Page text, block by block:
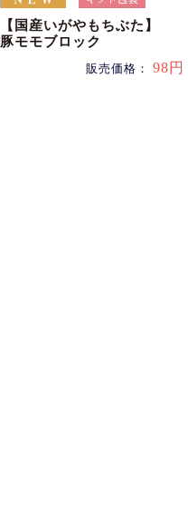
【国産いがやもちぶた】
豚モモブロック
販売価格： 98円